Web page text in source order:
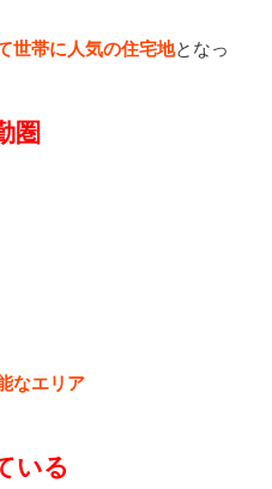
世帯に人気の住宅地となっ
圏
なエリア
いる